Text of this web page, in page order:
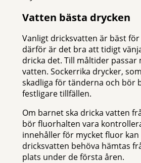
Vatten bästa drycken
Vanligt dricksvatten är bäst
därför är det bra att tidigt
dricka det. Till måltider passar
vatten. Sockerrika drycker,
skadliga för tänderna och bör
festligare tillfällen.
Om barnet ska dricka vatten
bör fluorhalten vara
innehåller för mycket fluor
dricksvatten behöva hämtas
plats under de första åren.